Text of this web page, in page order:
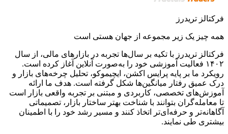
فرکتالز تریدرز
همه چیز یک زیر مجموعه از جهان هستی است
فرکتالز تریدرز با تکیه بر سال‌ها تجربه در بازارهای مالی، از سال
۱۴۰۲ فعالیت آموزشی خود را به‌صورت آنلاین آغاز کرده است.
رویکرد ما بر پایه پرایس اکشن، ایچیموکو، تحلیل چرخه‌های بازار و
درک عمیق رفتار میانگین‌ها شکل گرفته است. هدف ما ارائه
آموزش‌های تخصصی، کاربردی و مبتنی بر تجربه واقعی بازار است
تا معامله‌گران بتوانند با شناخت بهتر ساختار بازار، تصمیماتی
آگاهانه‌تر و حرفه‌ای‌تر اتخاذ کنند و مسیر رشد خود را با اطمینان
بیشتری طی نمایند.